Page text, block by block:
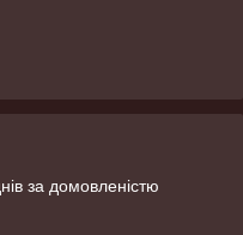
за домовленістю